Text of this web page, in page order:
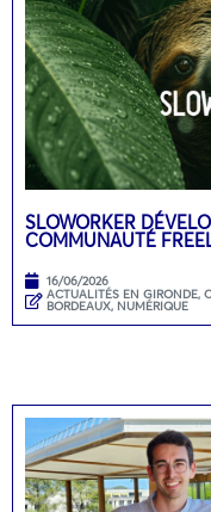
SLOWORKER
COMMUNAUTÉ
16/06/2026
ACTUALITÉS EN GIRONDE,
BORDEAUX, NUMÉRIQUE